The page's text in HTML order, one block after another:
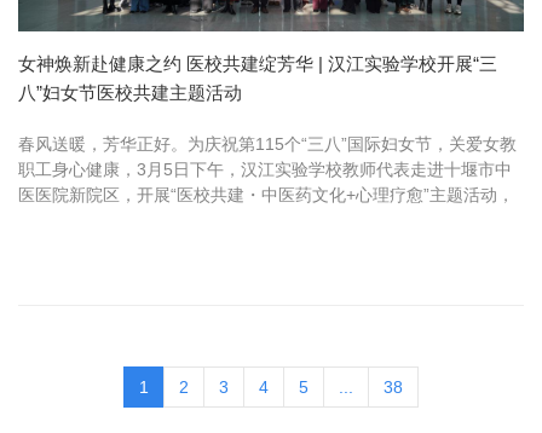
女神焕新赴健康之约 医校共建绽芳华 | 汉江实验学校开展“三
八”妇女节医校共建主题活动
春风送暖，芳华正好。为庆祝第115个“三八”国际妇女节，关爱女教
职工身心健康，3月5日下午，汉江实验学校教师代表走进十堰市中
医医院新院区，开展“医校共建・中医药文化+心理疗愈”主题活动，
1 2 3 4 5 38